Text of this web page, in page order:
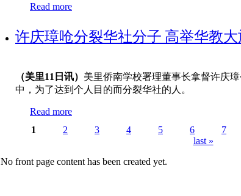
Read more
许庆璋呛分裂华社分子 高举华教
（美里11日讯） 美里侨南学校署理董事长拿督许庆
中，为了达到个人目的而分裂华社的人。
Read more
1 2 3 4 5 6
7
last »
No front page content has been created yet.